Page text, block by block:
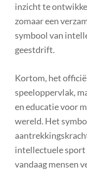
inzicht te
zomaar een
symbool van
geestdrift.
Kortom, het
speeloppervlak,
en educatie voor
wereld. Het
intellectuele sport
vandaag mensen